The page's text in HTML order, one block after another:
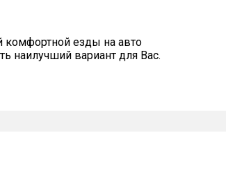
езды на авто
наилучший вариант для Вас.